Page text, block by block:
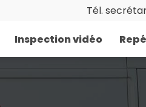
Tél.
Inspection vidéo